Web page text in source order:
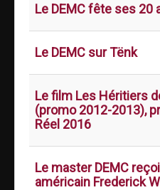
Le DEMC fête ses 20
Le DEMC sur Tënk
Le film Les Héritiers
(promo 2012-2013),
Réel 2016
Le master DEMC
américain Frederick